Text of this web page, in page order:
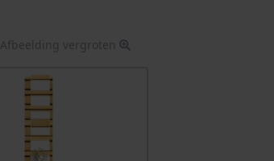
Afbeelding vergroten